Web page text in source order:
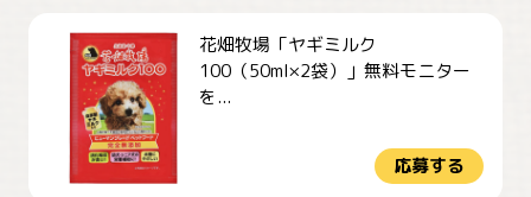
花畑牧場「ヤギミルク
100（50ml×2袋）」無料モニター
を...
応募する